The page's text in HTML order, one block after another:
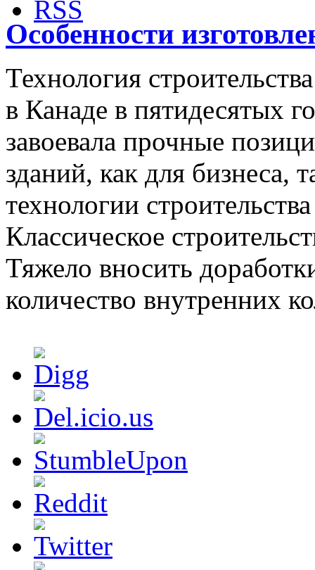
Особенности
Технология
в Канаде в пятидесятых
завоевала прочные
зданий, как для бизнеса,
технологии
Классическое
Тяжело вносить
количество внутренних